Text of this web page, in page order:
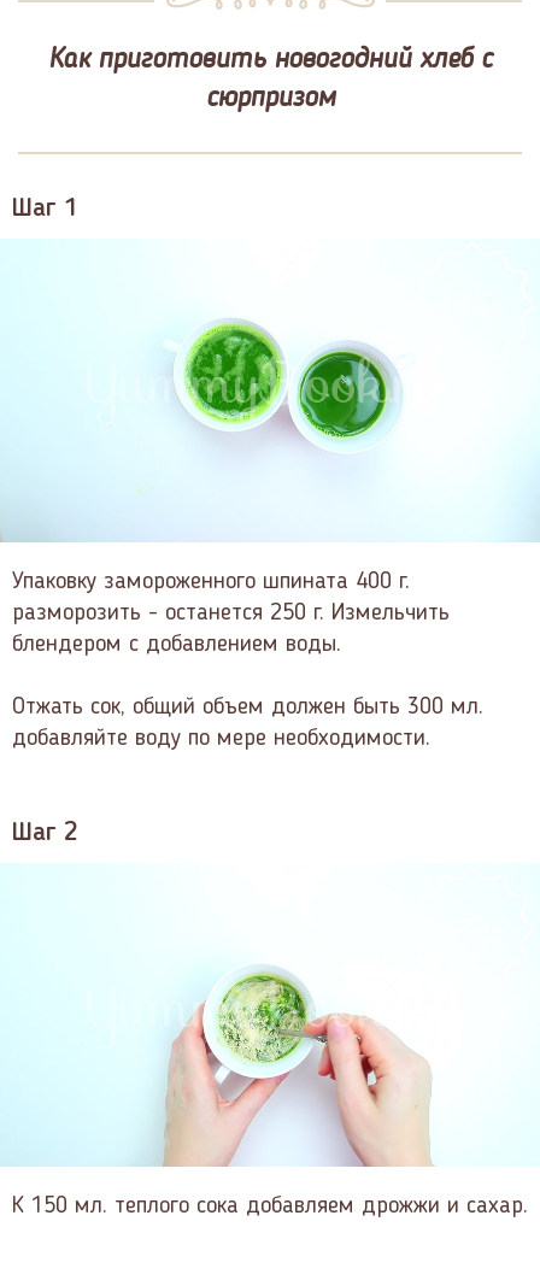
Как приготовить новогодний хлеб с
сюрпризом
Шаг 1
Упаковку замороженного шпината 400 г.
разморозить - останется 250 г. Измельчить
блендером с добавлением воды.
Отжать сок, общий объем должен быть 300 мл.
добавляйте воду по мере необходимости.
Шаг 2
К 150 мл. теплого сока добавляем дрожжи и сахар.